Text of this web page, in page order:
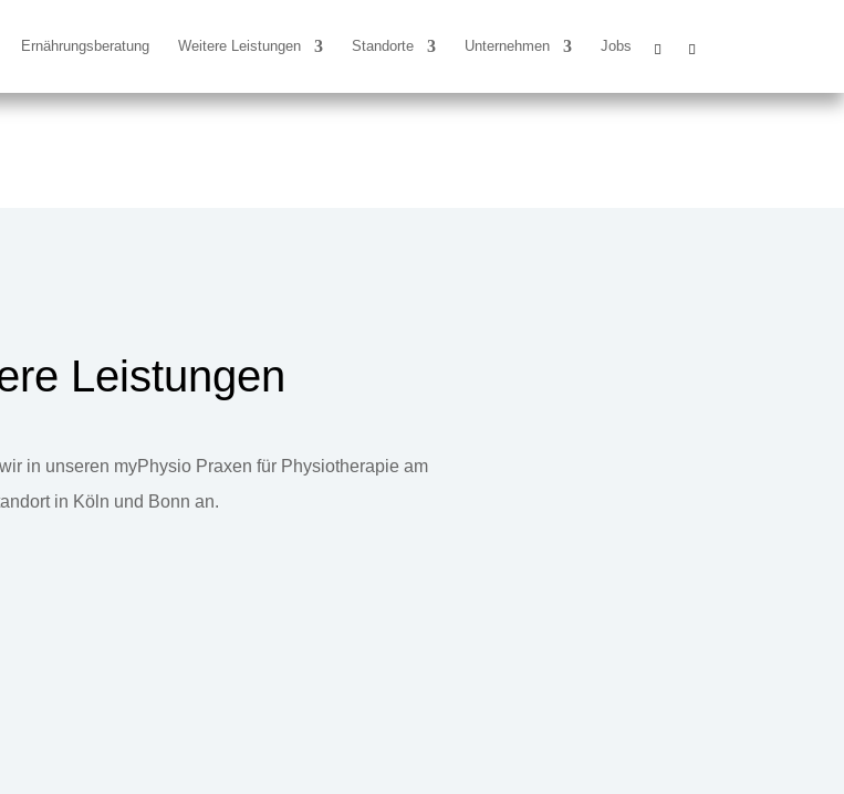
Ernährungsberatung Weitere Leistungen Standorte Unternehmen Jobs
Leistungen
in unseren myPhysio Praxen für Physiotherapie am
in Köln und Bonn an.